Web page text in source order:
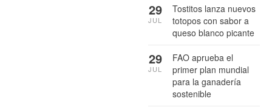
Tostitos lanza nuevos
totopos con sabor a
queso blanco picante
29
JUL
FAO aprueba el
primer plan mundial
para la ganadería
sostenible
29
JUL